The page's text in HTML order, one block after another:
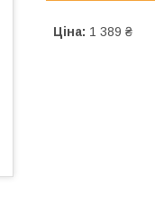
Ціна: 1 389 ₴